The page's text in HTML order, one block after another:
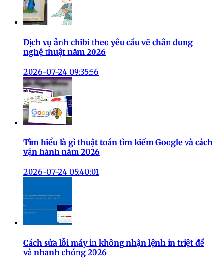
Dịch vụ ảnh chibi theo yêu cầu vẽ chân dung
nghệ thuật năm 2026
2026-07-24 09:35:56
Tìm hiểu là gì thuật toán tìm kiếm Google và cách
vận hành năm 2026
2026-07-24 05:40:01
Cách sửa lỗi máy in không nhận lệnh in triệt để
và nhanh chóng 2026